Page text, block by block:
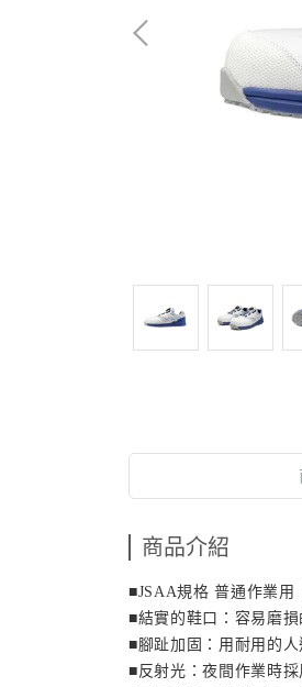
商品介紹
■JSAA規格 普通作業用
■結實的鞋口：容易磨
■腳趾加固：用耐用的
■反射光：夜間作業時